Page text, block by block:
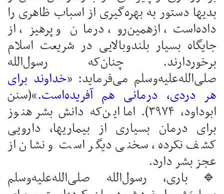
بدیها دستور به بهره‌گیری از اسباب ظاهری را
داده‌است، ازهمین‌رو، درمان و پرهیز، از
جایگاه بسیار بلندوبالایی در شریعت اسلام
برخوردارند. چنان‌که رسول‌الله
صلی‌الله‌علیه‌وسلم می‌فرماید: «خداوند برای
هر دردی، درمانی هم آفریده‌است.»(سنن
ابوداود، ۳۹۷۴). اما این‌که دانش بشر هنوز
برای درمان بسیاری از بیماریها، دارویی
کشف نکرده، سخنی دیگر است و نشان از
عجز بشر دارد.
🔹باری، رسول‌الله صلی‌الله‌علیه‌وسلم